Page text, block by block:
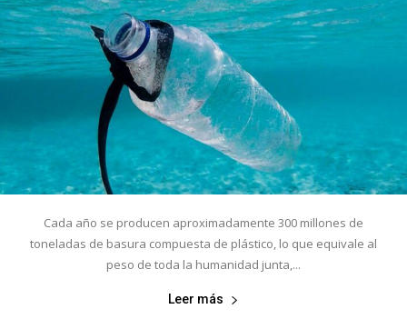
Cada año se producen aproximadamente 300 millones de
toneladas de basura compuesta de plástico, lo que equivale al
peso de toda la humanidad junta,...
Leer más